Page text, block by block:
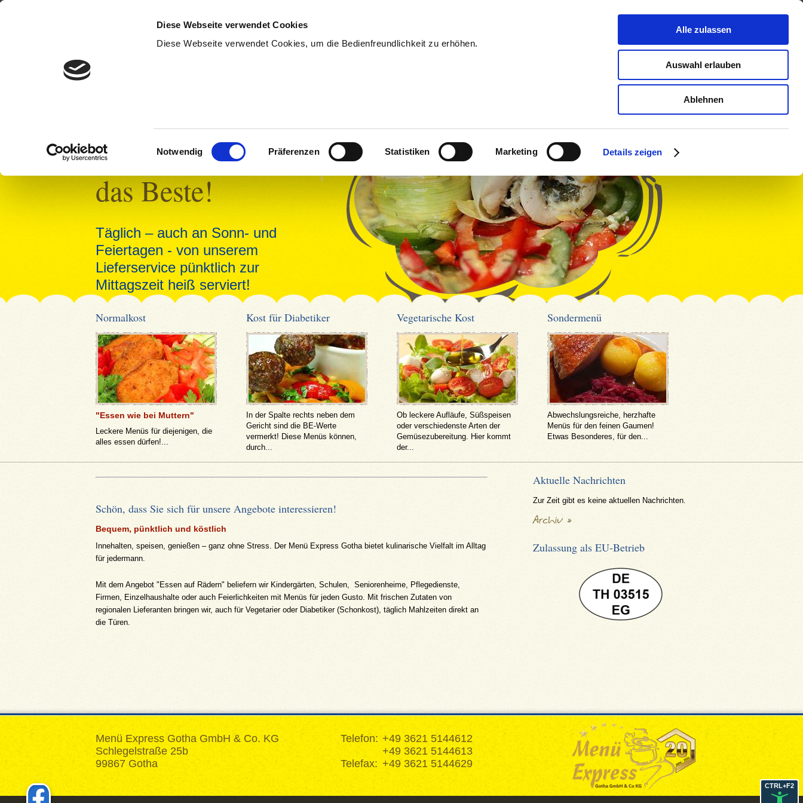
CTRL+F2
CTRL+F2
CTRL+F2
Diese Webseite verwendet Cookies
Diese Webseite verwendet Cookies, um die Bedienfreundlichkeit zu erhöhen.
Einwilligungsauswahl
Notwendig Präferenzen Statistiken Marketing Details zeigen
Alle zulassen
Auswahl erlauben
Ablehnen
Kontakt
Wir kochen nur
das Beste!
Täglich – auch an Sonn- und
Feiertagen - von unserem
Lieferservice pünktlich zur
Mittagszeit heiß serviert!
Normalkost
"Essen wie bei Muttern"
Leckere Menüs für diejenigen, die
alles essen dürfen!...
Kost für Diabetiker
In der Spalte rechts neben dem
Gericht sind die BE-Werte
vermerkt! Diese Menüs können,
durch...
Vegetarische Kost
Ob leckere Aufläufe, Süßspeisen
oder verschiedenste Arten der
Gemüsezubereitung. Hier kommt
der...
Sondermenü
Abwechslungsreiche, herzhafte
Menüs für den feinen Gaumen!
Etwas Besonderes, für den...
Schön, dass Sie sich für unsere Angebote interessieren!
Bequem, pünktlich und köstlich
Innehalten, speisen, genießen – ganz ohne Stress. Der Menü Express Gotha bietet kulinarische Vielfalt im Alltag
für jedermann.
Mit dem Angebot "Essen auf Rädern" beliefern wir Kindergärten, Schulen, Seniorenheime, Pflegedienste,
Firmen, Einzelhaushalte oder auch Feierlichkeiten mit Menüs für jeden Gusto. Mit frischen Zutaten von
regionalen Lieferanten bringen wir, auch für Vegetarier oder Diabetiker (Schonkost), täglich Mahlzeiten direkt an
die Türen.
Aktuelle Nachrichten
Zur Zeit gibt es keine aktuellen Nachrichten.
Zulassung als EU-Betrieb
Menü Express Gotha GmbH & Co. KG
Schlegelstraße 25b
99867 Gotha
Telefon: +49 3621 5144612
+49 3621 5144613
Telefax: +49 3621 5144629